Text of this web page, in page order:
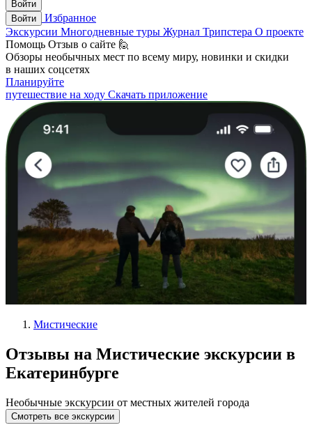
Войти
Войти
Избранное
Экскурсии Многодневные туры Журнал Трипстера О проекте
Помощь Отзыв о сайте 🙋
Обзоры необычных мест по всему миру, новинки и скидки
в наших соцсетях
Планируйте
путешествие на ходу Скачать приложение
Мистические
Отзывы на Мистические экскурсии в
Екатеринбурге
Необычные экскурсии от местных жителей города
Смотреть все экскурсии